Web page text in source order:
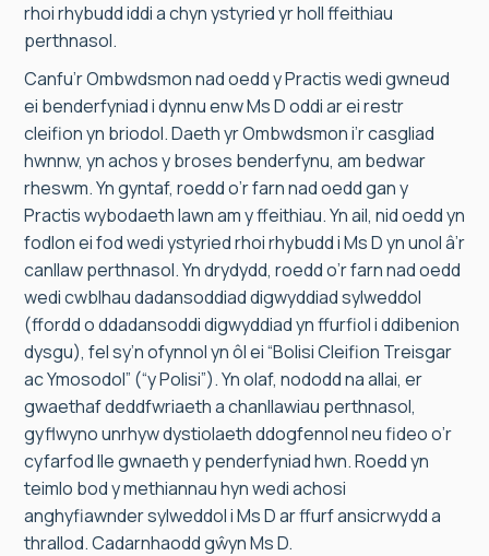
rhoi rhybudd iddi a chyn ystyried yr holl ffeithiau
perthnasol.
Canfu’r Ombwdsmon nad oedd y Practis wedi gwneud
ei benderfyniad i dynnu enw Ms D oddi ar ei restr
cleifion yn briodol. Daeth yr Ombwdsmon i’r casgliad
hwnnw, yn achos y broses benderfynu, am bedwar
rheswm. Yn gyntaf, roedd o’r farn nad oedd gan y
Practis wybodaeth lawn am y ffeithiau. Yn ail, nid oedd yn
fodlon ei fod wedi ystyried rhoi rhybudd i Ms D yn unol â’r
canllaw perthnasol. Yn drydydd, roedd o’r farn nad oedd
wedi cwblhau dadansoddiad digwyddiad sylweddol
(ffordd o ddadansoddi digwyddiad yn ffurfiol i ddibenion
dysgu), fel sy’n ofynnol yn ôl ei “Bolisi Cleifion Treisgar
ac Ymosodol” (“y Polisi”). Yn olaf, nododd na allai, er
gwaethaf deddfwriaeth a chanllawiau perthnasol,
gyflwyno unrhyw dystiolaeth ddogfennol neu fideo o’r
cyfarfod lle gwnaeth y penderfyniad hwn. Roedd yn
teimlo bod y methiannau hyn wedi achosi
anghyfiawnder sylweddol i Ms D ar ffurf ansicrwydd a
thrallod. Cadarnhaodd gŵyn Ms D.